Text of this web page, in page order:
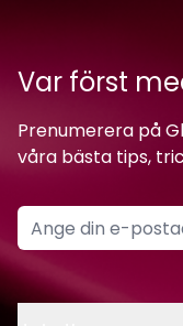
Var först
Prenumerera på
våra bästa tips,